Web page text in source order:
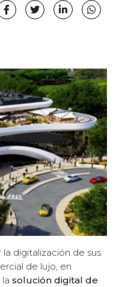
digitalización de sus
de lujo, en
solución digital de